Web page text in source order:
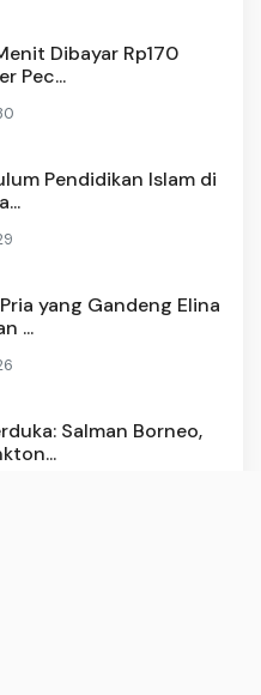
Dibayar Rp170
Pec...
Pendidikan Islam di
yang Gandeng Elina
...
Salman Borneo,